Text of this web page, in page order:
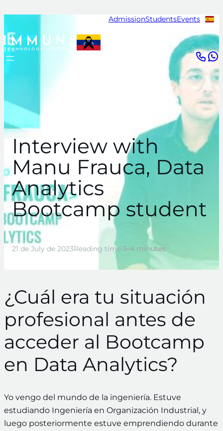
content
AdmissionStudentsEvents
Interview with
Manu Frauca, Data
Analytics
Bootcamp student
21 de July de 2023Reading time:3–4 minutes
¿Cuál era tu situación
profesional antes de
acceder al Bootcamp
en Data Analytics?
Yo vengo del mundo de la ingeniería. Estuve
estudiando Ingeniería en Organización Industrial, y
luego posteriormente estuve emprendiendo durante